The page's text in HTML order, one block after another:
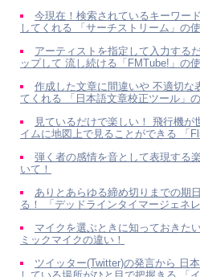
今現在！検索されているキーワー
してくれる 「サーチストリーム」の使
アーティストを指定して入力する
ップして 流し続ける「FMTube!」の使
作成した文章に間違いや 不適切な
てくれる 「日本語文章校正ツール」の
見ているだけで楽しい！ 飛行機が
イムに地図上で見ることができる 「
弾く者の感情を音として表現する
いて！
ありとあらゆる締め切りまでの期
る！ 「デッドラインタイマージェネ
マイクを選ぶときに知っておきた
ミックマイクの違い！
ツイッター(Twitter)の発言から 日